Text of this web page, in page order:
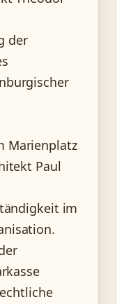
der
Marienplatz
Paul
im